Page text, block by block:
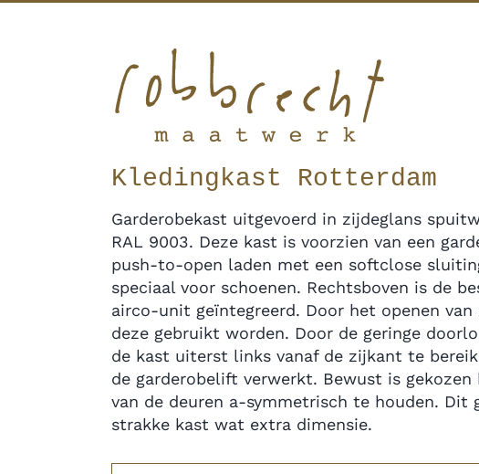
Kledingkast Rotterdam
Garderobekast uitgevoerd in zijdeglans
RAL 9003. Deze kast is voorzien van een
push-to-open laden met een softclose
speciaal voor schoenen. Rechtsboven is de
airco-unit geïntegreerd. Door het openen van
deze gebruikt worden. Door de geringe
de kast uiterst links vanaf de zijkant te
de garderobelift verwerkt. Bewust is
van de deuren a-symmetrisch te houden. Dit
strakke kast wat extra dimensie.